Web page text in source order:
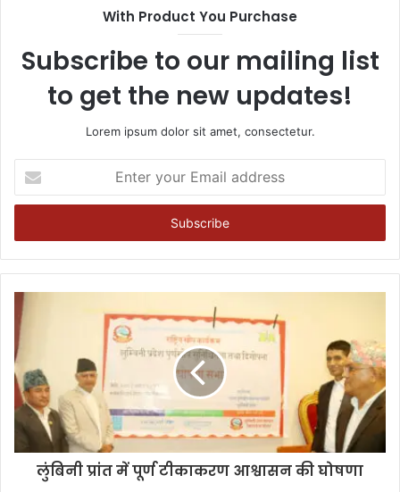
With Product You Purchase
Subscribe to our mailing list
to get the new updates!
Lorem ipsum dolor sit amet, consectetur.
your
Email
लुंबिनी प्रांत में पूर्ण टीकाकरण आश्वासन की घोषणा